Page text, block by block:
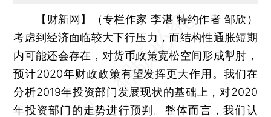
【财新网】（专栏作家 李湛 特约作者 邹欣）
考虑到经济面临较大下行压力，而结构性通胀短期
内可能还会存在，对货币政策宽松空间形成掣肘，
预计2020年财政政策有望发挥更大作用。我们在
分析2019年投资部门发展现状的基础上，对2020
年投资部门的走势进行预判。整体而言，我们认